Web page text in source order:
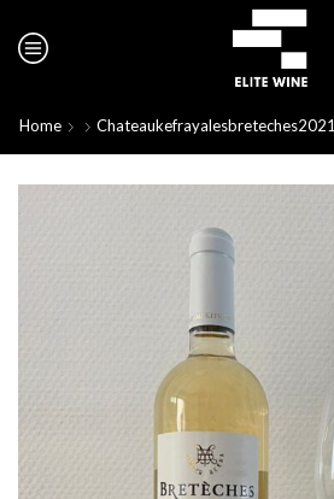
Home Chateaukefrayalesbreteches2021